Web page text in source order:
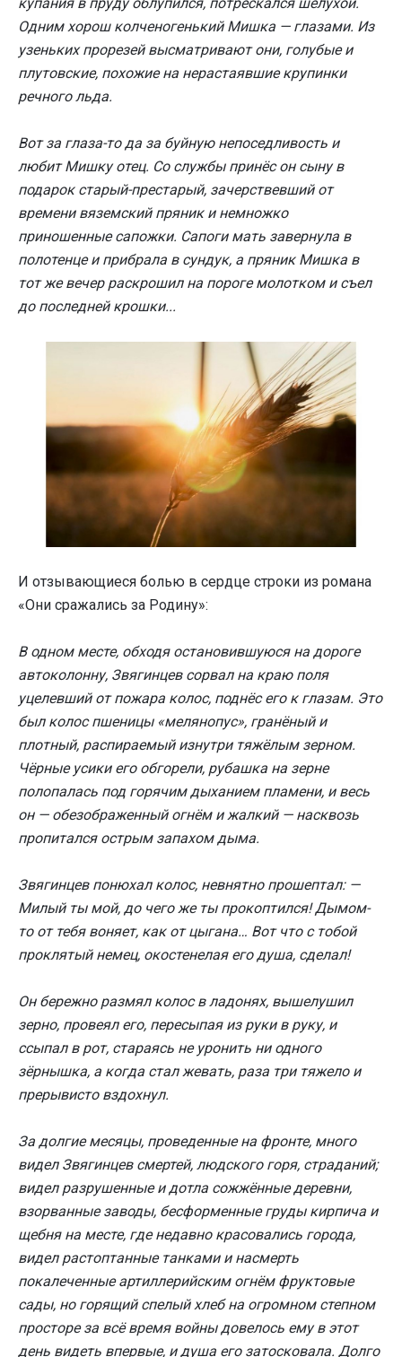
Одним хорош колченогенький Мишка — глазами. Из
узеньких прорезей высматривают они, голубые и
плутовские, похожие на нерастаявшие крупинки
речного льда.
Вот за глаза-то да за буйную непоседливость и
любит Мишку отец. Со службы принёс он сыну в
подарок старый-престарый, зачерствевший от
времени вяземский пряник и немножко
приношенные сапожки. Сапоги мать завернула в
полотенце и прибрала в сундук, а пряник Мишка в
тот же вечер раскрошил на пороге молотком и съел
до последней крошки...
И отзывающиеся болью в сердце строки из романа
«Они сражались за Родину»:
В одном месте, обходя остановившуюся на дороге
автоколонну, Звягинцев сорвал на краю поля
уцелевший от пожара колос, поднёс его к глазам. Это
был колос пшеницы «мелянопус», гранёный и
плотный, распираемый изнутри тяжёлым зерном.
Чёрные усики его обгорели, рубашка на зерне
полопалась под горячим дыханием пламени, и весь
он — обезображенный огнём и жалкий — насквозь
пропитался острым запахом дыма.
Звягинцев понюхал колос, невнятно прошептал: —
Милый ты мой, до чего же ты прокоптился! Дымом-
то от тебя воняет, как от цыгана… Вот что с тобой
проклятый немец, окостенелая его душа, сделал!
Он бережно размял колос в ладонях, вышелушил
зерно, провеял его, пересыпая из руки в руку, и
ссыпал в рот, стараясь не уронить ни одного
зёрнышка, а когда стал жевать, раза три тяжело и
прерывисто вздохнул.
За долгие месяцы, проведенные на фронте, много
видел Звягинцев смертей, людского горя, страданий;
видел разрушенные и дотла сожжённые деревни,
взорванные заводы, бесформенные груды кирпича и
щебня на месте, где недавно красовались города,
видел растоптанные танками и насмерть
покалеченные артиллерийским огнём фруктовые
сады, но горящий спелый хлеб на огромном степном
просторе за всё время войны довелось ему в этот
день видеть впервые, и душа его затосковала. Долго